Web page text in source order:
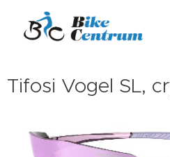
Tifosi Vogel SL,